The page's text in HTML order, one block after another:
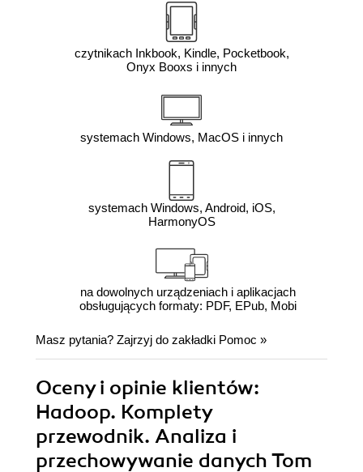
czytnikach Inkbook, Kindle, Pocketbook,
Onyx Booxs i innych
systemach Windows, MacOS i innych
systemach Windows, Android, iOS,
HarmonyOS
na dowolnych urządzeniach i aplikacjach
obsługujących formaty: PDF, EPub, Mobi
Masz pytania? Zajrzyj do zakładki Pomoc »
Oceny i opinie klientów:
Hadoop. Komplety
przewodnik. Analiza i
przechowywanie danych Tom